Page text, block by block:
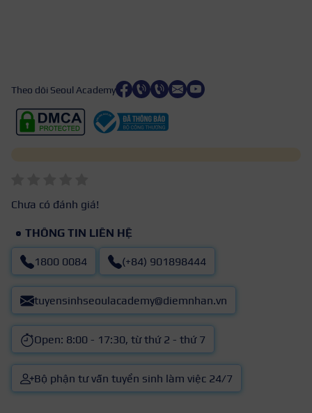
Theo dõi Seoul Academy
Chưa có đánh giá!
THÔNG TIN LIÊN HỆ
1800 0084 (+84) 901898444
tuyensinhseoulacademy@diemnhan.vn
Open: 8:00 - 17:30, từ thứ 2 - thứ 7
Bộ phận tư vấn tuyển sinh làm việc 24/7